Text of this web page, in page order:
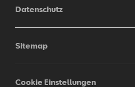
Datenschutz
Sitemap
Cookie Einstellungen